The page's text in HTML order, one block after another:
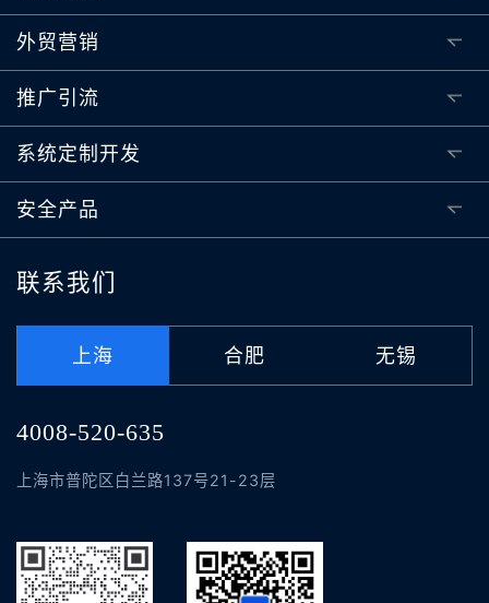
外贸营销
推广引流
系统定制开发
安全产品
联系我们
上海 合肥 无锡
4008-520-635
上海市普陀区白兰路137号21-23层